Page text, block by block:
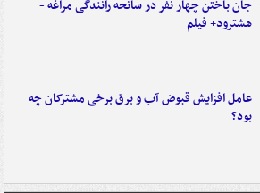
جان باختن چهار نفر در سانحه رانندگی مراغه -
هشترود+ فیلم
عامل افزایش قبوض آب و برق برخی مشترکان چه
بود؟